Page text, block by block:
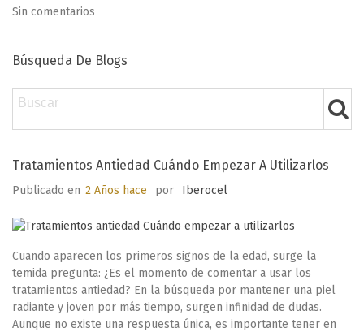
Sin comentarios
Búsqueda De Blogs
Tratamientos Antiedad Cuándo Empezar A Utilizarlos
Publicado en 2 Años hace por Iberocel
Cuando aparecen los primeros signos de la edad, surge la
temida pregunta: ¿Es el momento de comentar a usar los
tratamientos antiedad? En la búsqueda por mantener una piel
radiante y joven por más tiempo, surgen infinidad de dudas.
Aunque no existe una respuesta única, es importante tener en